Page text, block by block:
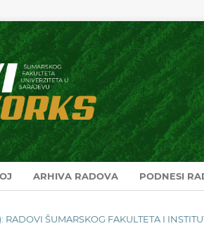
ARHIVA RADOVA PODNESI
RADOVI ŠUMARSKOG FAKULTETA I